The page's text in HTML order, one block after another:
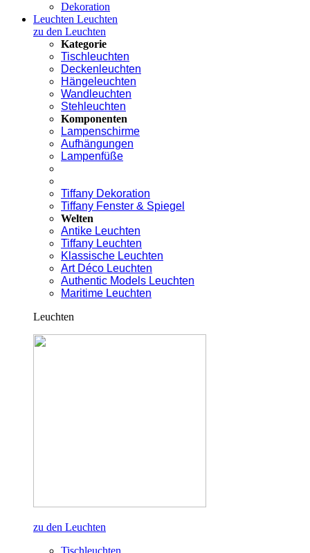
Dekoration
Leuchten Leuchten
zu den Leuchten
Kategorie
Tischleuchten
Deckenleuchten
Hängeleuchten
Wandleuchten
Stehleuchten
Komponenten
Lampenschirme
Aufhängungen
Lampenfüße
Tiffany Dekoration
Tiffany Fenster & Spiegel
Welten
Antike Leuchten
Tiffany Leuchten
Klassische Leuchten
Art Déco Leuchten
Authentic Models Leuchten
Maritime Leuchten
Leuchten
zu den Leuchten
Tischleuchten